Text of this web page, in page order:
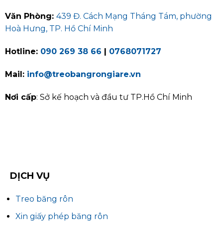
Văn Phòng: 439 Đ. Cách Mạng Tháng Tám, phường
Hoà Hưng, TP. Hồ Chí Minh
Hotline: 090 269 38 66 | 0768071727
Mail: info@treobangrongiare.vn
Nơi cấp: Sở kế hoạch và đầu tư TP.Hồ Chí Minh
DỊCH VỤ
Treo băng rôn
Xin giấy phép băng rôn